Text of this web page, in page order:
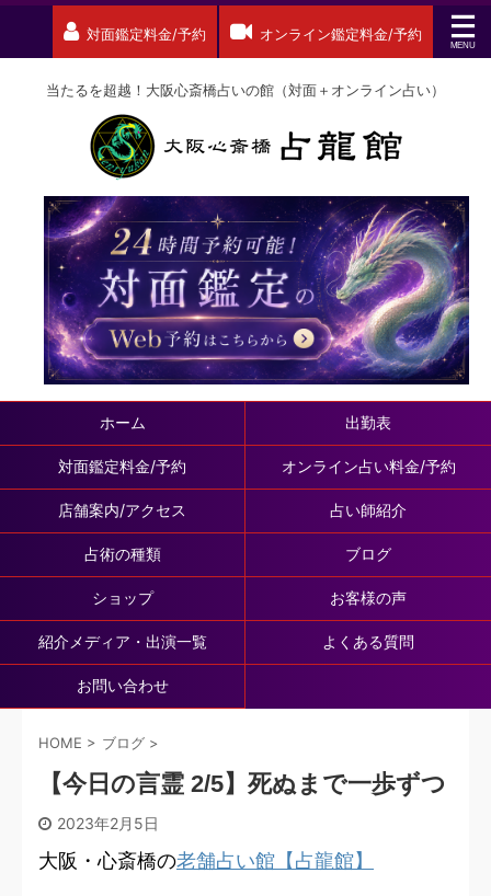
対面鑑定料金/予約 オンライン鑑定料金/予約
当たるを超越！大阪心斎橋占いの館（対面＋オンライン占い）
ホーム 出勤表
対面鑑定料金/予約 オンライン占い料金/予約
店舗案内/アクセス 占い師紹介
占術の種類 ブログ
ショップ お客様の声
紹介メディア・出演一覧 よくある質問
お問い合わせ
HOME > ブログ >
【今日の言霊 2/5】死ぬまで一歩ずつ
2023年2月5日
大阪・心斎橋の老舗占い館【占龍館】